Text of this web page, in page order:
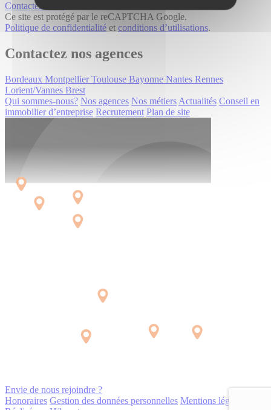
Contactez-nous
Ce site est protégé par le reCAPTCHA Google.
Politique de confidentialité et conditions d’utilisations.
Contactez nos agences
Bordeaux Montpellier Toulouse Bayonne Nantes Rennes
Lorient/Vannes Brest
Qui sommes-nous? Nos agences Nos métiers Actualités Conseil en
immobilier d’entreprise Recrutement Plan de site
Envie de nous rejoindre ?
Honoraires Gestion des données personnelles Mentions légales